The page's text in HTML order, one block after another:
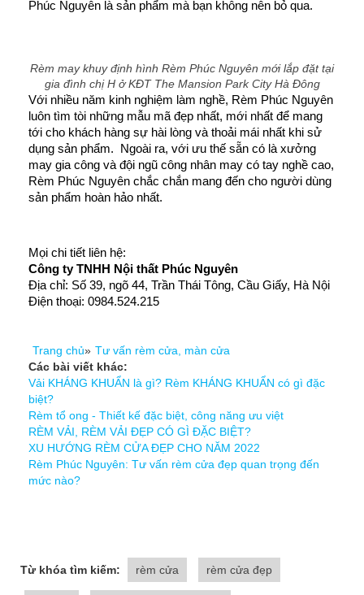
Phúc Nguyên là sản phẩm mà bạn không nên bỏ qua.
Rèm may khuy định hình Rèm Phúc Nguyên mới lắp đặt tại
gia đình chị H ở KĐT The Mansion Park City Hà Đông
Với nhiều năm kinh nghiệm làm nghề, Rèm Phúc Nguyên
luôn tìm tòi những mẫu mã đẹp nhất, mới nhất để mang
tới cho khách hàng sự hài lòng và thoải mái nhất khi sử
dụng sản phẩm.  Ngoài ra, với ưu thế sẵn có là xưởng
may gia công và đội ngũ công nhân may có tay nghề cao,
Rèm Phúc Nguyên chắc chắn mang đến cho người dùng
sản phẩm hoàn hảo nhất.
Mọi chi tiết liên hệ:
Công ty TNHH Nội thất Phúc Nguyên
Địa chỉ: Số 39, ngõ 44, Trần Thái Tông, Cầu Giấy, Hà Nội
Điện thoại: 0984.524.215
Trang chủ» Tư vấn rèm cửa, màn cửa
Các bài viết khác:
Vải KHÁNG KHUẨN là gì? Rèm KHÁNG KHUẨN có gì đặc
biệt?
Rèm tổ ong - Thiết kế đặc biệt, công năng ưu việt
RÈM VẢI, RÈM VẢI ĐẸP CÓ GÌ ĐẶC BIỆT?
XU HƯỚNG RÈM CỬA ĐẸP CHO NĂM 2022
Rèm Phúc Nguyên: Tư vấn rèm cửa đẹp quan trọng đến
mức nào?
Từ khóa tìm kiếm: rèm cửa rèm cửa đẹp